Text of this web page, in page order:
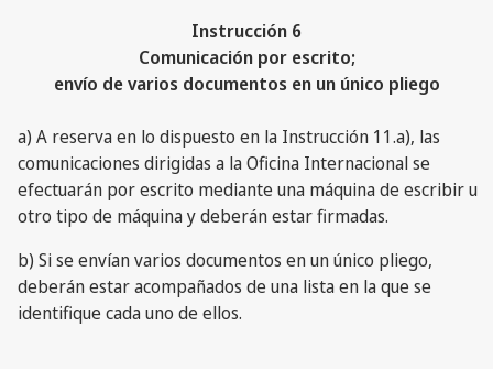
Instrucción 6
Comunicación por escrito;
envío de varios documentos en un único pliego
a) A reserva en lo dispuesto en la Instrucción 11.a), las
comunicaciones dirigidas a la Oficina Internacional se
efectuarán por escrito mediante una máquina de escribir u
otro tipo de máquina y deberán estar firmadas.
b) Si se envían varios documentos en un único pliego,
deberán estar acompañados de una lista en la que se
identifique cada uno de ellos.